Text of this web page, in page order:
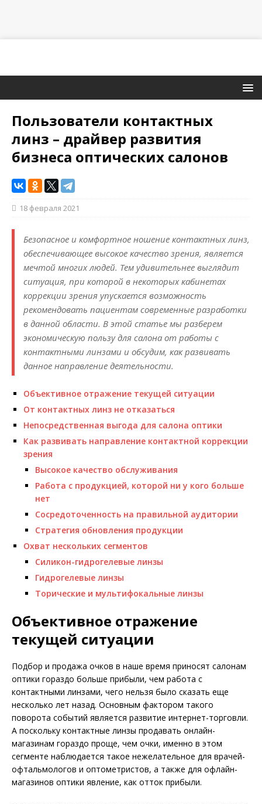
Пользователи контактных
линз – драйвер развития
бизнеса оптических салонов
18 февраля 2021
Безопасное и комфортное ношение контактных линз,
обеспечивающее высокое качество зрения, является
мечтой многих людей. Тем удивительнее выглядит
ситуация, при которой в некоторых кабинетах
коррекции зрения упускается возможность
рекомендовать пациентам современные разработки
в данной области. В этой статье мы разберем
экономическую пользу для салона от работы с
контактными линзами и обсудим, как развивать
данное направление деятельности.
Объективное отражение текущей ситуации
От контактных линз не отказаться
Непосредственная выгода для салона оптики
Как развивать направление контактной коррекции
зрения
Высокое качество обслуживания
Работа с продукцией, которой ни у кого больше
нет
Сосредоточенность на правильной аудитории
Стратегия обновления продукции
Охват нескольких сегментов
Силикон-гидрогелевые линзы
Гидрогелевые линзы
Торические и мультифокальные линзы
Объективное отражение
текущей ситуации
Подбор и продажа очков в наше время приносят салонам
оптики гораздо больше прибыли, чем работа с
контактными линзами, чего нельзя было сказать еще
несколько лет назад. Основным фактором такого
поворота событий является развитие интернет-торговли.
А поскольку контактные линзы продавать онлайн-
магазинам гораздо проще, чем очки, именно в этом
сегменте наблюдается такое нежелательное для врачей-
офтальмологов и оптометристов, а также для офлайн-
магазинов оптики явление, как отток прибыли.